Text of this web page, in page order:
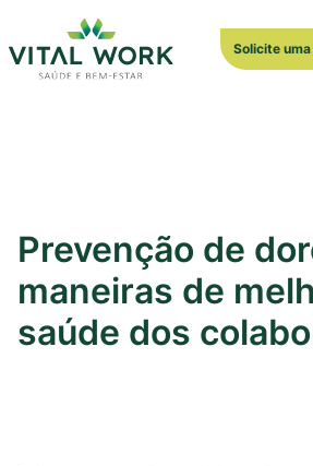
Solicite
Prevenção de
maneiras de
saúde dos